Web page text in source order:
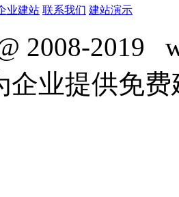
业建站 联系我们 建站演示
2008-2019
企业提供免